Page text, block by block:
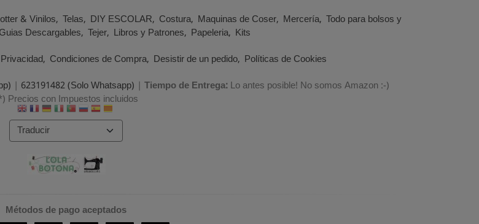
& Vinilos Telas DIY ESCOLAR Costura Maquinas de Coser Mercería Todo para bolsos y
Descargables Tejer Libros y Patrones Papeleria Kits
Condiciones de Compra Desistir de un pedido Políticas de Cookies
| 623191482 (Solo Whatsapp) | Tiempo de Entrega:Lo antes posible! No somos Amazon :-)
Precios con Impuestos incluidos
Métodos de pago aceptados